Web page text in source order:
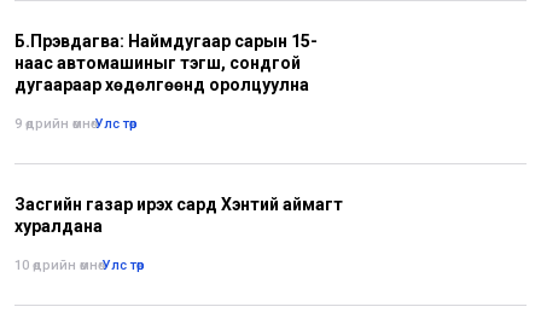
Б.Пүрэвдагва: Наймдугаар сарын 15-
наас автомашиныг тэгш, сондгой
дугаараар хөдөлгөөнд оролцуулна
9 өдрийн өмнө•Улс төр
Засгийн газар ирэх сард Хэнтий аймагт
хуралдана
10 өдрийн өмнө•Улс төр